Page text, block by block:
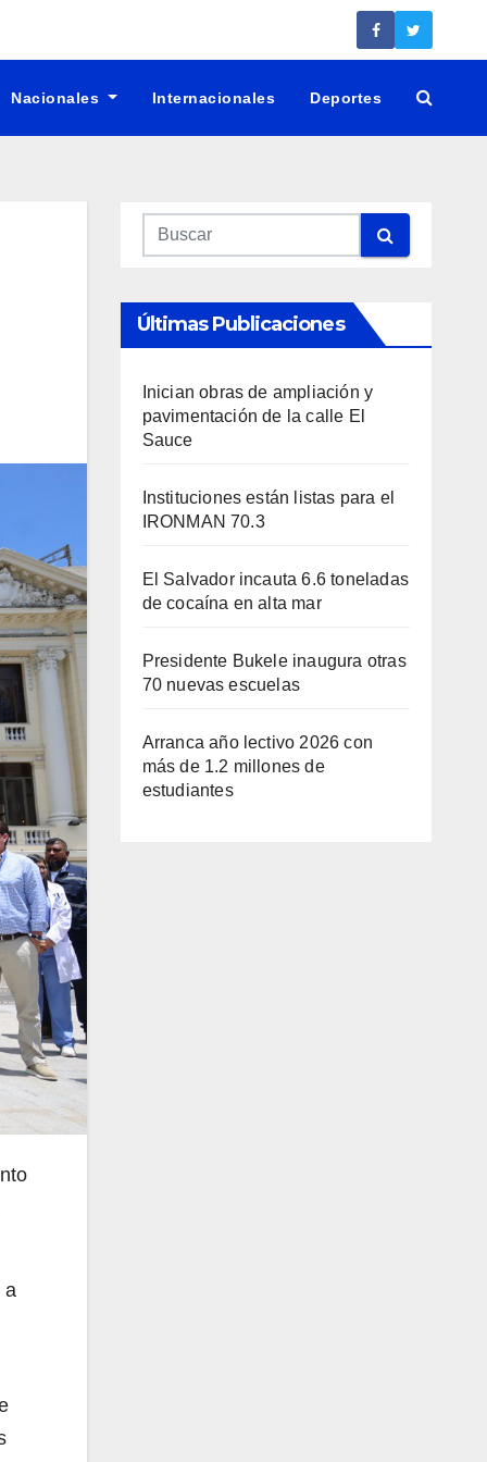
Nacionales Internacionales Deportes
a
Últimas Publicaciones
Inician obras de ampliación y
pavimentación de la calle El
Sauce
Instituciones están listas para el
IRONMAN 70.3
El Salvador incauta 6.6 toneladas
de cocaína en alta mar
Presidente Bukele inaugura otras
70 nuevas escuelas
Arranca año lectivo 2026 con
más de 1.2 millones de
estudiantes